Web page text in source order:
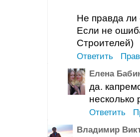
Не правда ли
Если не
Строителей)
Ответить
Елена
да.
несколько
Ответить
Владимир